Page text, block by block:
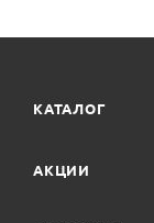
КАТАЛОГ
АКЦИИ